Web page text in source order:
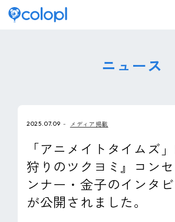
IR情報
採用情報
ニュース
2025.07.09 メディア掲載
「アニメイトタイムズ
狩りのツクヨミ』コン
ンナー・金子のインタ
が公開されました。